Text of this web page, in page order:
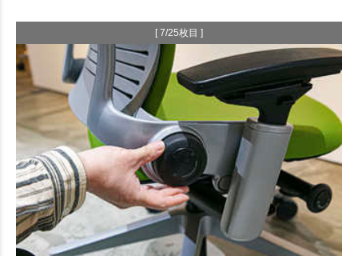
[ 7/25枚目 ]